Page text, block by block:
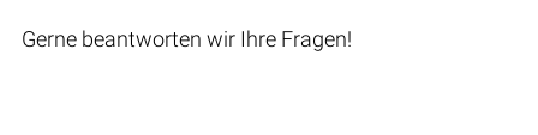
Gerne beantworten wir Ihre Fragen!